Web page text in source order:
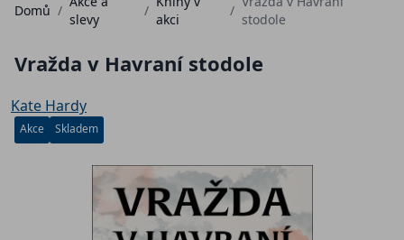
Domů /
slevy
/
akci
/
stodole
Vražda v Havraní stodole
Kate Hardy
Akce Skladem